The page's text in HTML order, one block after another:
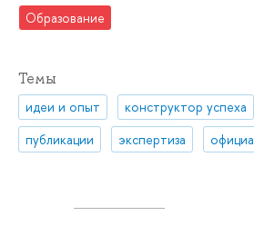
Образование
Темы
идеи и опыт конструктор успеха
публикации
экспертиза